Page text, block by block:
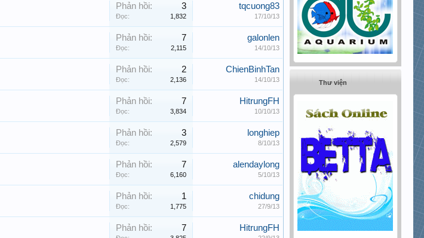
Phản hồi: 3
Đọc: 1,832
tqcuong83
17/10/13
Phản hồi: 7
Đọc: 2,115
galonlen
14/10/13
Phản hồi: 2
Đọc: 2,136
ChienBinhTan
14/10/13
Phản hồi: 7
Đọc: 3,834
HitrungFH
10/10/13
Phản hồi: 3
Đọc: 2,579
longhiep
8/10/13
Phản hồi: 7
Đọc: 6,160
alendaylong
5/10/13
Phản hồi: 1
Đọc: 1,775
chidung
27/9/13
Phản hồi: 7 HitrungFH
Thư viện